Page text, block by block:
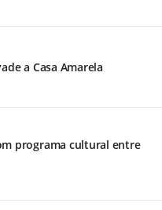
a Casa Amarela
programa cultural entre